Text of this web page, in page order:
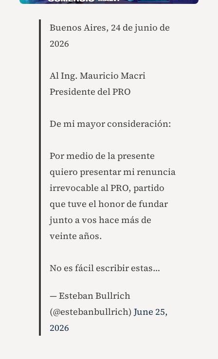
Buenos Aires, 24 de junio de
2026
Al Ing. Mauricio Macri
Presidente del PRO
De mi mayor consideración:
Por medio de la presente
quiero presentar mi renuncia
irrevocable al PRO, partido
que tuve el honor de fundar
junto a vos hace más de
veinte años.
No es fácil escribir estas…
— Esteban Bullrich
(@estebanbullrich)June 25,
2026